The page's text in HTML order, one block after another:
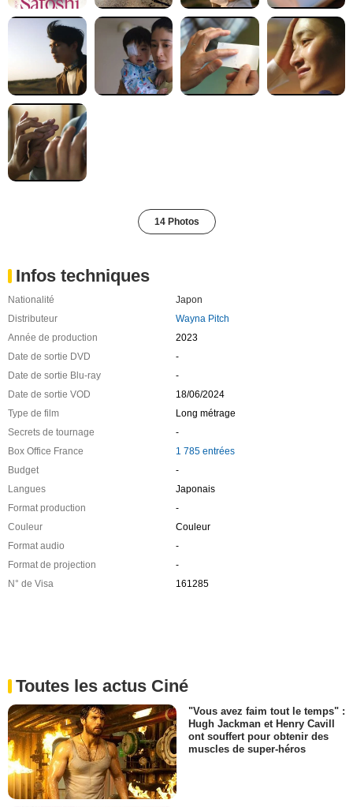
14 Photos
Infos techniques
Nationalité
Japon
Distributeur
Wayna Pitch
Année de production
2023
Date de sortie DVD
-
Date de sortie Blu-ray
-
Date de sortie VOD
18/06/2024
Type de film
Long métrage
Secrets de tournage
-
Box Office France
1 785 entrées
Budget
-
Langues
Japonais
Format production
-
Couleur
Couleur
Format audio
-
Format de projection
-
N° de Visa
161285
Toutes les actus Ciné
"Vous avez faim tout le temps" :
Hugh Jackman et Henry Cavill
ont souffert pour obtenir des
muscles de super-héros